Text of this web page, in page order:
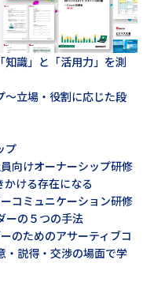
知識」と「活用力」を測
～立場・役割に応じた段
プ
向けオーナーシップ研修
ける存在になる
コミュニケーション研修
ーの５つの手法
のためのアサーティブコ
・説得・交渉の場面で学